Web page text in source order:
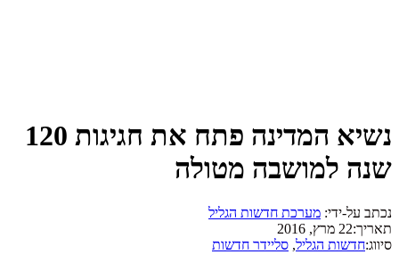
נשיא המדינה פתח את חגיגות 120
שנה למושבה מטולה
נכתב על-ידי: מערכת חדשות הגליל
תאריך:22 מרץ, 2016
סיווג:חדשות הגליל, סליידר חדשות